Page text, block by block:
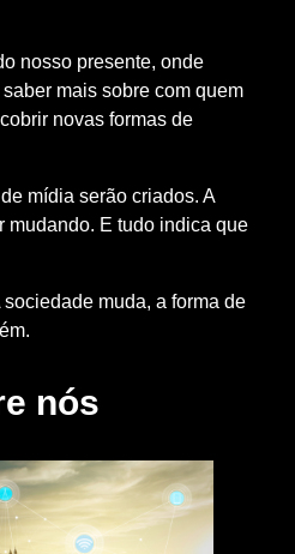
nosso presente, onde
mais sobre com quem
novas formas de
mídia serão criados. A
mudando. E tudo indica que
muda, a forma de
nós